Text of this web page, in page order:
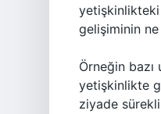
gelişiminin
Örneğin
yetişkinlikte
ziyade